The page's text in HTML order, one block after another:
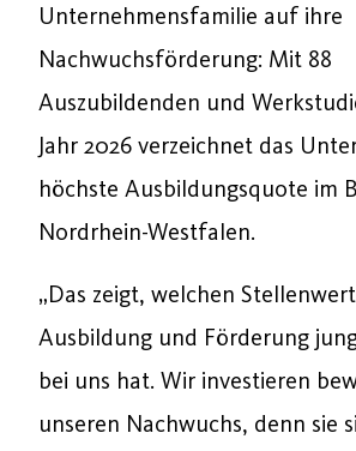
Unternehmensfamilie auf ihre
Nachwuchsförderung: Mit 88
Auszubildenden und
Jahr 2026 verzeichnet das
höchste Ausbildungsquote im
Nordrhein-Westfalen.
„Das zeigt, welchen
Ausbildung und Förderung
bei uns hat. Wir investieren
unseren Nachwuchs, denn sie